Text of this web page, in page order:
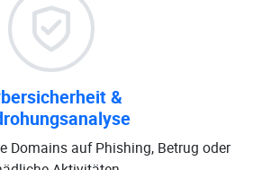
&
Domains auf Phishing, Betrug oder